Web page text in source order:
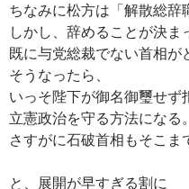
ちなみに松方は「解散総辞
しかし、辞めることが決ま
既に与党総裁でない首相が
そうなったら、
いっそ陛下が御名御璽せず
立憲政治を守る方法になる。
さすがに石破首相もそこま
と、展開が早すぎる割に